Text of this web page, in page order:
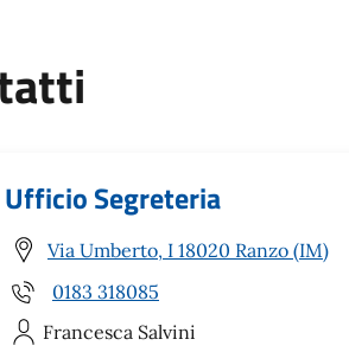
Ufficio Segreteria
Via Umberto, I 18020 Ranzo (IM)
0183 318085
Francesca Salvini